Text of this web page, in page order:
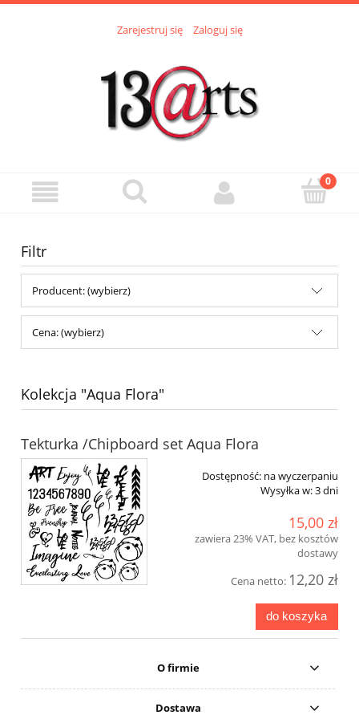
Zarejestruj się Zaloguj się
Filtr
Producent: (wybierz)
Cena: (wybierz)
Kolekcja "Aqua Flora"
Tekturka /Chipboard set Aqua Flora
Dostępność: na wyczerpaniu
Wysyłka w:3 dni
15,00 zł
zawiera 23% VAT, bez kosztów
dostawy
Cena netto: 12,20 zł
do koszyka
O firmie
Dostawa